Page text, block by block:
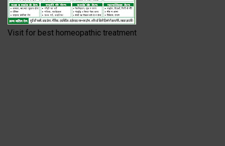
Visit for best homeopathic treatment